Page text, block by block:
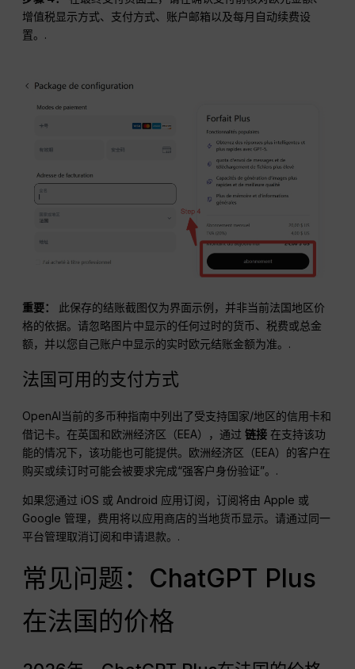
增值税显示方式、支付方式、账户邮箱以及每月自动续费设
置。.
重要：
此保存的结账截图仅为界面示例，并非当前法国地区价
格的依据。请忽略图片中显示的任何过时的货币、税费或总金
额，并以您自己账户中显示的实时欧元结账金额为准。.
法国可用的支付方式
OpenAI当前的多币种指南中列出了受支持国家/地区的信用卡和
借记卡。在英国和欧洲经济区（EEA），通过链接 在支持该功
能的情况下，该功能也可能提供。欧洲经济区（EEA）的客户在
购买或续订时可能会被要求完成“强客户身份验证”。.
如果您通过 iOS 或 Android 应用订阅，订阅将由 Apple 或
Google 管理，费用将以应用商店的当地货币显示。请通过同一
平台管理取消订阅和申请退款。.
常见问题：ChatGPT Plus
在法国的价格